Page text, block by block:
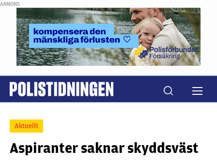
ANNONS
Aktuellt
Aspiranter saknar skyddsväst